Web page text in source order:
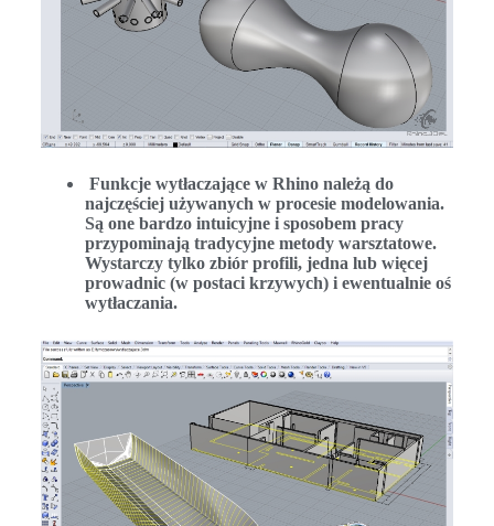
Funkcje wytłaczające w Rhino należą do
najczęściej używanych w procesie modelowania.
Są one bardzo intuicyjne i sposobem pracy
przypominają tradycyjne metody warsztatowe.
Wystarczy tylko zbiór profili, jedna lub więcej
prowadnic (w postaci krzywych) i ewentualnie oś
wytłaczania.